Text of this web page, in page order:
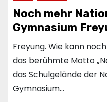
Noch mehr
Gymnasium
Freyung. Wie kann
das berühmte Motto
das Schulgelände der
Gymnasium…